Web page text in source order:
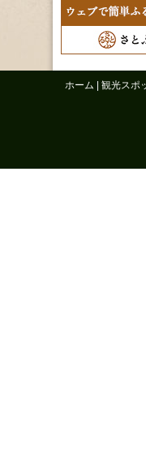
ホーム 観光スポ